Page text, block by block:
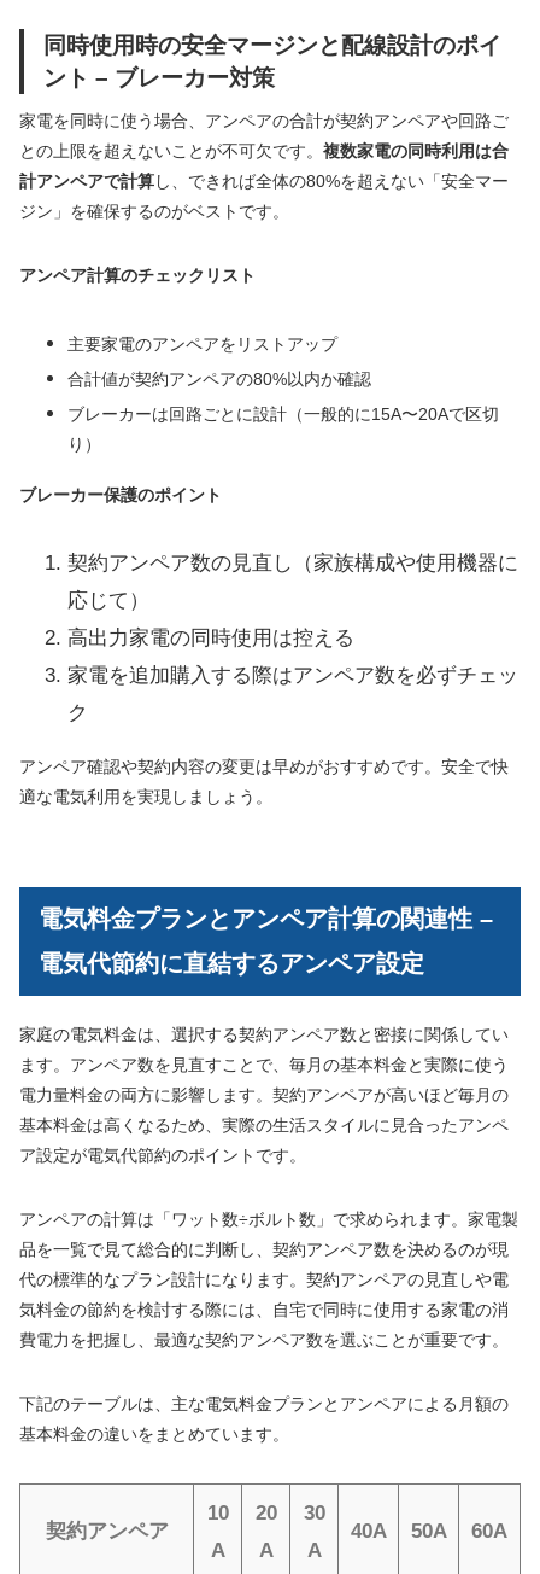
同時使用時の安全マージンと配線設計のポイ
ント – ブレーカー対策
家電を同時に使う場合、アンペアの合計が契約アンペアや回路ご
との上限を超えないことが不可欠です。 複数家電の同時利用は合
計アンペアで計算し、できれば全体の80%を超えない「安全マー
ジン」を確保するのがベストです。
アンペア計算のチェックリスト
主要家電のアンペアをリストアップ
合計値が契約アンペアの80%以内か確認
ブレーカーは回路ごとに設計（一般的に15A〜20Aで区切
り）
ブレーカー保護のポイント
契約アンペア数の見直し（家族構成や使用機器に
応じて）
高出力家電の同時使用は控える
家電を追加購入する際はアンペア数を必ずチェッ
ク
アンペア確認や契約内容の変更は早めがおすすめです。安全で快
適な電気利用を実現しましょう。
電気料金プランとアンペア計算の関連性 –
電気代節約に直結するアンペア設定
家庭の電気料金は、選択する契約アンペア数と密接に関係してい
ます。アンペア数を見直すことで、毎月の基本料金と実際に使う
電力量料金の両方に影響します。契約アンペアが高いほど毎月の
基本料金は高くなるため、実際の生活スタイルに見合ったアンペ
ア設定が電気代節約のポイントです。
アンペアの計算は「ワット数÷ボルト数」で求められます。家電製
品を一覧で見て総合的に判断し、契約アンペア数を決めるのが現
代の標準的なプラン設計になります。契約アンペアの見直しや電
気料金の節約を検討する際には、自宅で同時に使用する家電の消
費電力を把握し、最適な契約アンペア数を選ぶことが重要です。
下記のテーブルは、主な電気料金プランとアンペアによる月額の
基本料金の違いをまとめています。
契約アンペア
10
A
20
A
30
A
40A 50A 60A